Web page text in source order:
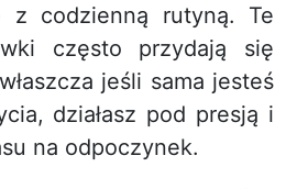
z codzienną rutyną. Te
często przydają się
jeśli sama jesteś
działasz pod presją i
na odpoczynek.